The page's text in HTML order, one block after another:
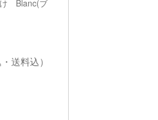
Blanc(ブ
・送料込）